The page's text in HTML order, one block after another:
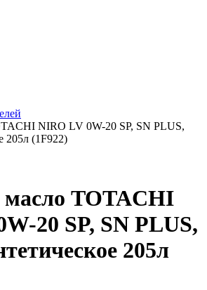
NIRO LV 0W-20 SP, SN PLUS,
205л (1F922)
TOTACHI
20 SP, SN PLUS,
205л